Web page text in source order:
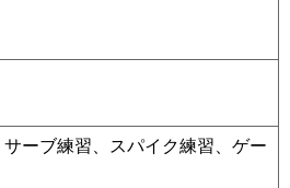
ーブ練習、スパイク練習、ゲー